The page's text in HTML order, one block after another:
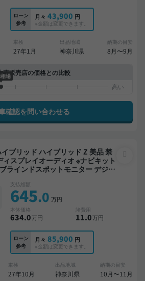
ローン
参考
月々 43,900 円
※金額は変更できます。
車検
27年1月
出品地域
神奈川県
納期の目安
8月〜9月
車販売店の価格との比較
場
確認を問い合わせる
リッド ハイブリッド Z 美品 禁
スプレイオーディオ ※ナビキット
ラインドスポットモニター デジタ
ックドア バックモニター 全方位カ
衝突軽減 両側電動スライドドア
支払総額
645.0 万円
本体価格
634.0万円
諸費用
11.0万円
ローン
参考
月々 85,900 円
※金額は変更できます。
車検
27年10月
出品地域
神奈川県
納期の目安
10月〜11月